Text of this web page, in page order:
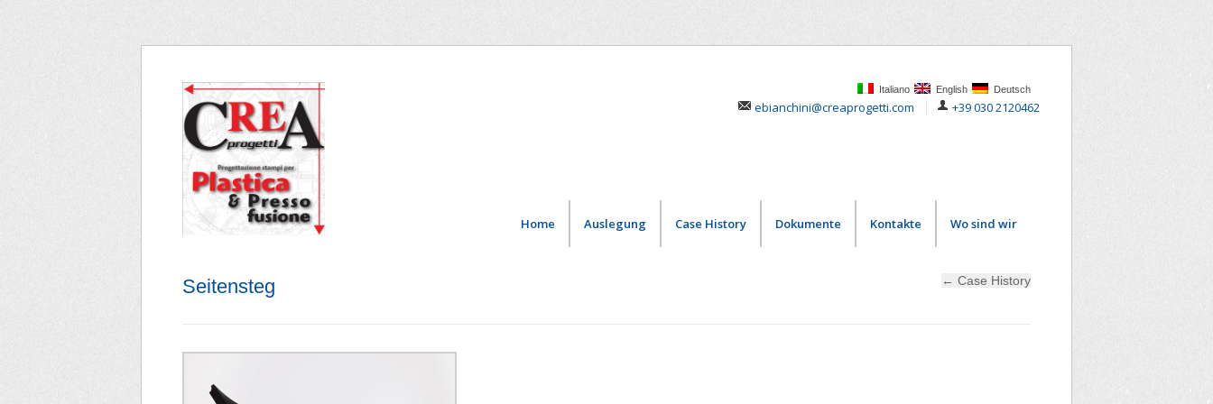
ebianchini@creaprogetti.com +39 030 2120462
Italiano English Deutsch
Home Auslegung Case History Dokumente Kontakte Wo sind wir
Seitensteg